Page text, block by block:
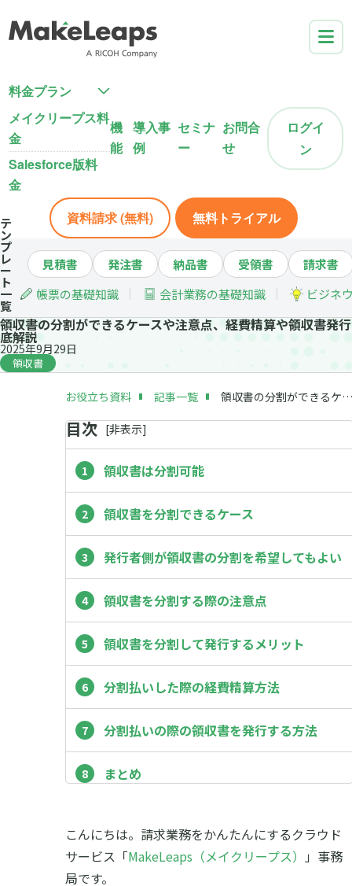
料金プラン
メイクリープス料
金
Salesforce版料
金
機
能
導入事
例
セミナ
ー
お問合
せ
ログイ
ン
資料請求 (無料) 無料トライアル
テ
ン
プ
レ
ー
ト
一
覧
見積書 発注書 納品書 受領書
請求書
帳票の基礎知識
会計業務の基礎知識 ビジネ
領収書の分割ができるケースや注意点、経費精算や領収書発
底解説
2025年9月29日
領収書
お役立ち資料 記事一覧 領収書の分割ができるケースや注意点、経費精算や領収書発行の方法を徹底解説
目次 [非表示]
領収書は分割可能
領収書を分割できるケース
発行者側が領収書の分割を希望してもよい
領収書を分割する際の注意点
領収書を分割して発行するメリット
分割払いした際の経費精算方法
分割払いの際の領収書を発行する方法
まとめ
こんにちは。請求業務をかんたんにするクラウド
サービス「MakeLeaps（メイクリープス）
」事務
局です。